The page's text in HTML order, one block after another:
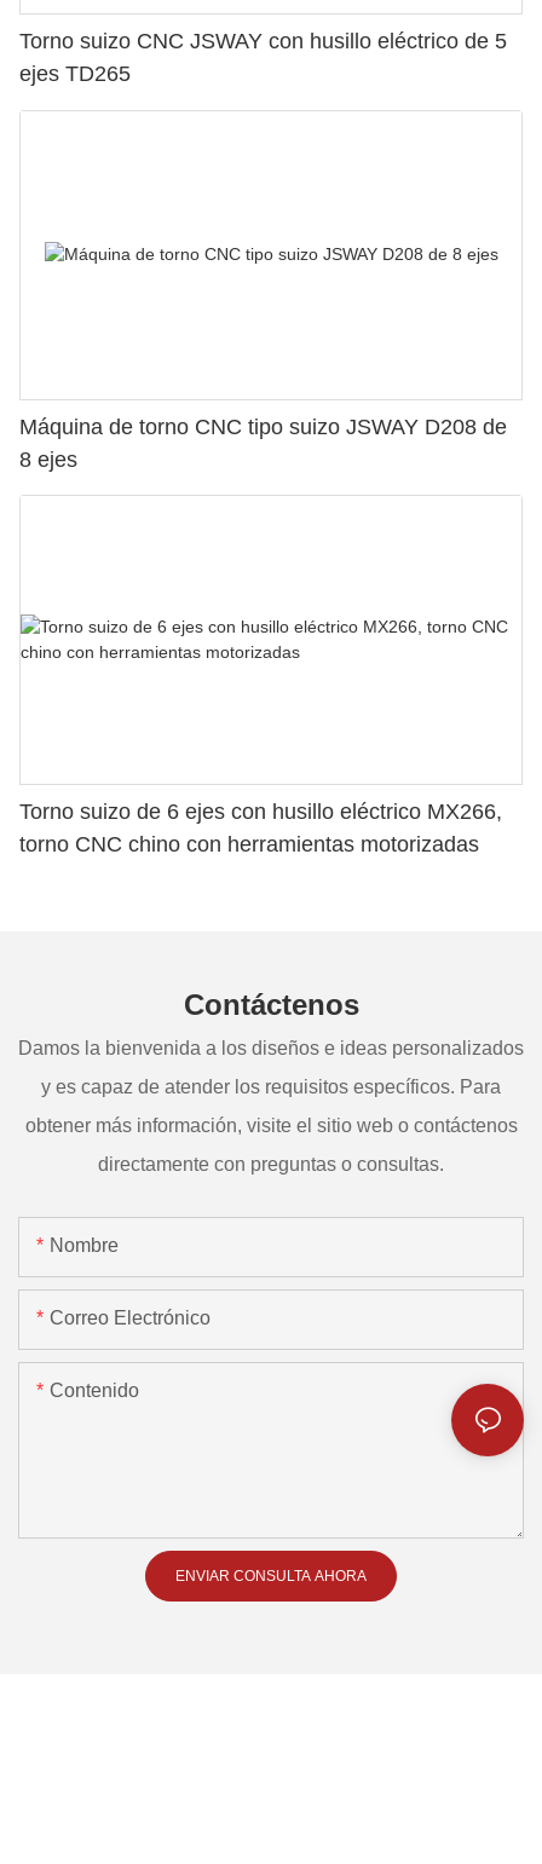
Torno suizo CNC JSWAY con husillo eléctrico de 5
ejes TD265
Máquina de torno CNC tipo suizo JSWAY D208 de
8 ejes
Torno suizo de 6 ejes con husillo eléctrico MX266,
torno CNC chino con herramientas motorizadas
Contáctenos
Damos la bienvenida a los diseños e ideas personalizados
y es capaz de atender los requisitos específicos. Para
obtener más información, visite el sitio web o contáctenos
directamente con preguntas o consultas.
Nombre
Correo Electrónico
Contenido
ENVIAR CONSULTA AHORA